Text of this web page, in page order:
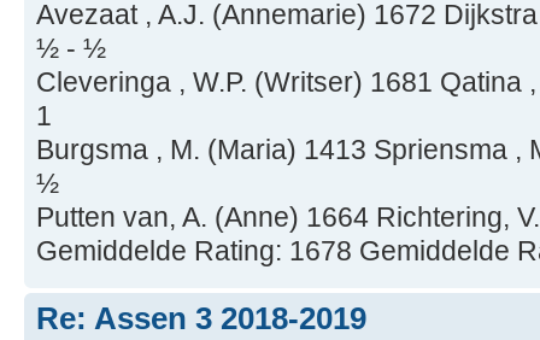
Avezaat , A.J. (Annemarie) 1672
½ - ½
Cleveringa , W.P. (Writser) 1681 Qatina
1
Burgsma , M. (Maria) 1413 Spriensma
½
Putten van, A. (Anne) 1664 Richtering,
Gemiddelde Rating: 1678 Gemiddelde
Re: Assen 3 2018-2019